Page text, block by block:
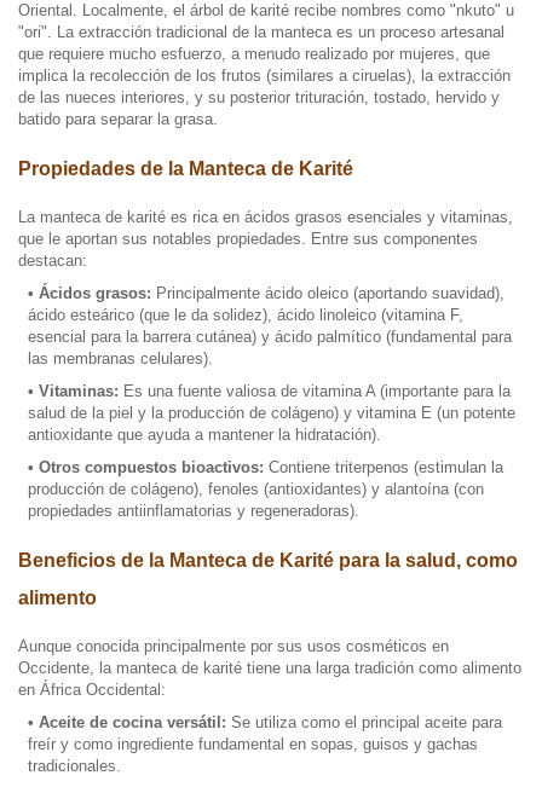
Oriental. Localmente, el árbol de karité recibe nombres como "nkuto" u
"ori". La extracción tradicional de la manteca es un proceso artesanal
que requiere mucho esfuerzo, a menudo realizado por mujeres, que
implica la recolección de los frutos (similares a ciruelas), la extracción
de las nueces interiores, y su posterior trituración, tostado, hervido y
batido para separar la grasa.
Propiedades de la Manteca de Karité
La manteca de karité es rica en ácidos grasos esenciales y vitaminas,
que le aportan sus notables propiedades. Entre sus componentes
destacan:
• Ácidos grasos: Principalmente ácido oleico (aportando suavidad),
ácido esteárico (que le da solidez), ácido linoleico (vitamina F,
esencial para la barrera cutánea) y ácido palmítico (fundamental para
las membranas celulares).
• Vitaminas: Es una fuente valiosa de vitamina A (importante para la
salud de la piel y la producción de colágeno) y vitamina E (un potente
antioxidante que ayuda a mantener la hidratación).
• Otros compuestos bioactivos: Contiene triterpenos (estimulan la
producción de colágeno), fenoles (antioxidantes) y alantoína (con
propiedades antiinflamatorias y regeneradoras).
Beneficios de la Manteca de Karité para la salud, como
alimento
Aunque conocida principalmente por sus usos cosméticos en
Occidente, la manteca de karité tiene una larga tradición como alimento
en África Occidental:
• Aceite de cocina versátil: Se utiliza como el principal aceite para
freír y como ingrediente fundamental en sopas, guisos y gachas
tradicionales.